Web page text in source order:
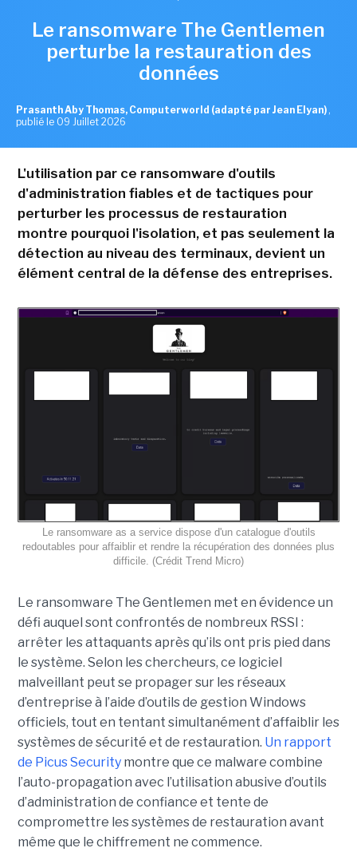
Le ransomware The Gentlemen
perturbe la restauration des
données
Prasanth Aby Thomas, Computerworld (adapté par Jean Elyan) ,
publié le 09 Juillet 2026
L'utilisation par ce ransomware d'outils
d'administration fiables et de tactiques pour
perturber les processus de restauration
montre pourquoi l'isolation, et pas seulement la
détection au niveau des terminaux, devient un
élément central de la défense des entreprises.
Le ransomware as a service dispose d'un catalogue d'outils
redoutables pour affaiblir et rendre la récupération des données plus
difficile. (Crédit Trend Micro)
Le ransomware The Gentlemen met en évidence un
défi auquel sont confrontés de nombreux RSSI :
arrêter les attaquants après qu’ils ont pris pied dans
le système. Selon les chercheurs, ce logiciel
malveillant peut se propager sur les réseaux
d’entreprise à l’aide d’outils de gestion Windows
officiels, tout en tentant simultanément d’affaiblir les
systèmes de sécurité et de restauration. Un rapport
de Picus Securitymontre que ce malware combine
l’auto-propagation avec l’utilisation abusive d’outils
d’administration de confiance et tente de
compromettre les systèmes de restauration avant
même que le chiffrement ne commence.